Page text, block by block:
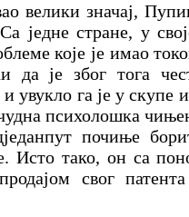
велики значај,
једне стране, у
које је имао
да је због тога
увукло га је у скупе
психолошка
почиње
Исто тако, он са
свог